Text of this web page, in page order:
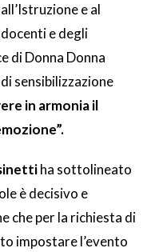
e al
docenti e degli
di Donna Donna
sensibilizzazione
in armonia il
ha sottolineato
è decisivo e
che per la richiesta di
impostare l’evento